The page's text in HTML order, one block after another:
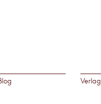
Verlag